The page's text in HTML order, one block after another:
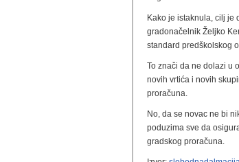
Kako je istaknula, cilj je
gradonačelnik Željko
standard predškolskog
To znači da ne dolazi u
novih vrtića i novih
proračuna.
No, da se novac ne bi
poduzima sve da
gradskog proračuna.